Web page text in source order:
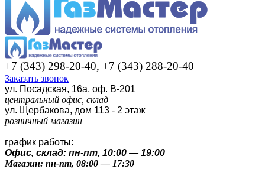
+7 (343) 298-20-40, +7 (343) 288-20-40
Заказать звонок
ул. Посадская, 16а, оф. В-201
центральный офис, склад
ул. Щербакова, дом 113 - 2 этаж
розничный магазин
график работы:
Офис, склад: пн-пт, 10:00 — 19:00
Магазин: пн-пт, 08:00 — 17:30